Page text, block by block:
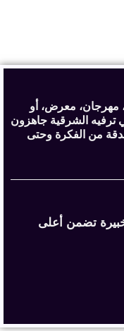
مهرجان، معرض، أو
ترفيه الشرقية جاهزون
من الفكرة وحتى
تضمن أعلى